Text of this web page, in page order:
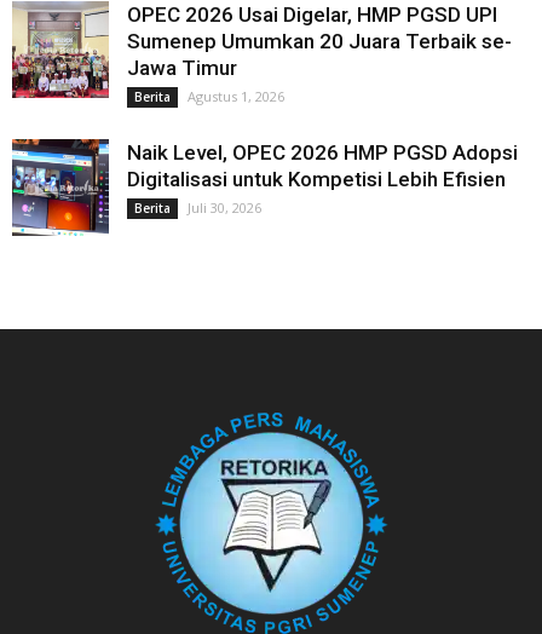
OPEC 2026 Usai Digelar, HMP PGSD UPI
Sumenep Umumkan 20 Juara Terbaik se-
Jawa Timur
Berita Agustus 1, 2026
Naik Level, OPEC 2026 HMP PGSD Adopsi
Digitalisasi untuk Kompetisi Lebih Efisien
Berita Juli 30, 2026